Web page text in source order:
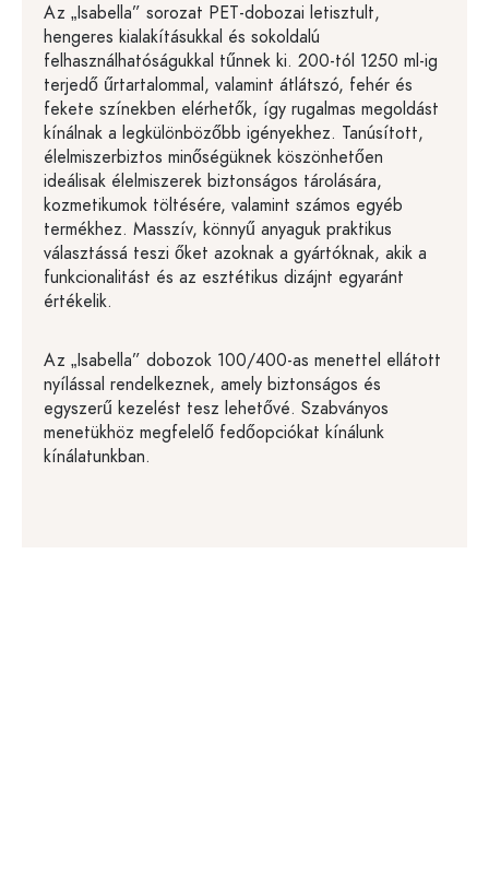
Az „Isabella” sorozat PET-dobozai letisztult,
hengeres kialakításukkal és sokoldalú
felhasználhatóságukkal tűnnek ki. 200-tól 1250 ml-ig
terjedő űrtartalommal, valamint átlátszó, fehér és
fekete színekben elérhetők, így rugalmas megoldást
kínálnak a legkülönbözőbb igényekhez. Tanúsított,
élelmiszerbiztos minőségüknek köszönhetően
ideálisak élelmiszerek biztonságos tárolására,
kozmetikumok töltésére, valamint számos egyéb
termékhez. Masszív, könnyű anyaguk praktikus
választássá teszi őket azoknak a gyártóknak, akik a
funkcionalitást és az esztétikus dizájnt egyaránt
értékelik.
Az „Isabella” dobozok 100/400-as menettel ellátott
nyílással rendelkeznek, amely biztonságos és
egyszerű kezelést tesz lehetővé. Szabványos
menetükhöz megfelelő fedőopciókat kínálunk
kínálatunkban.